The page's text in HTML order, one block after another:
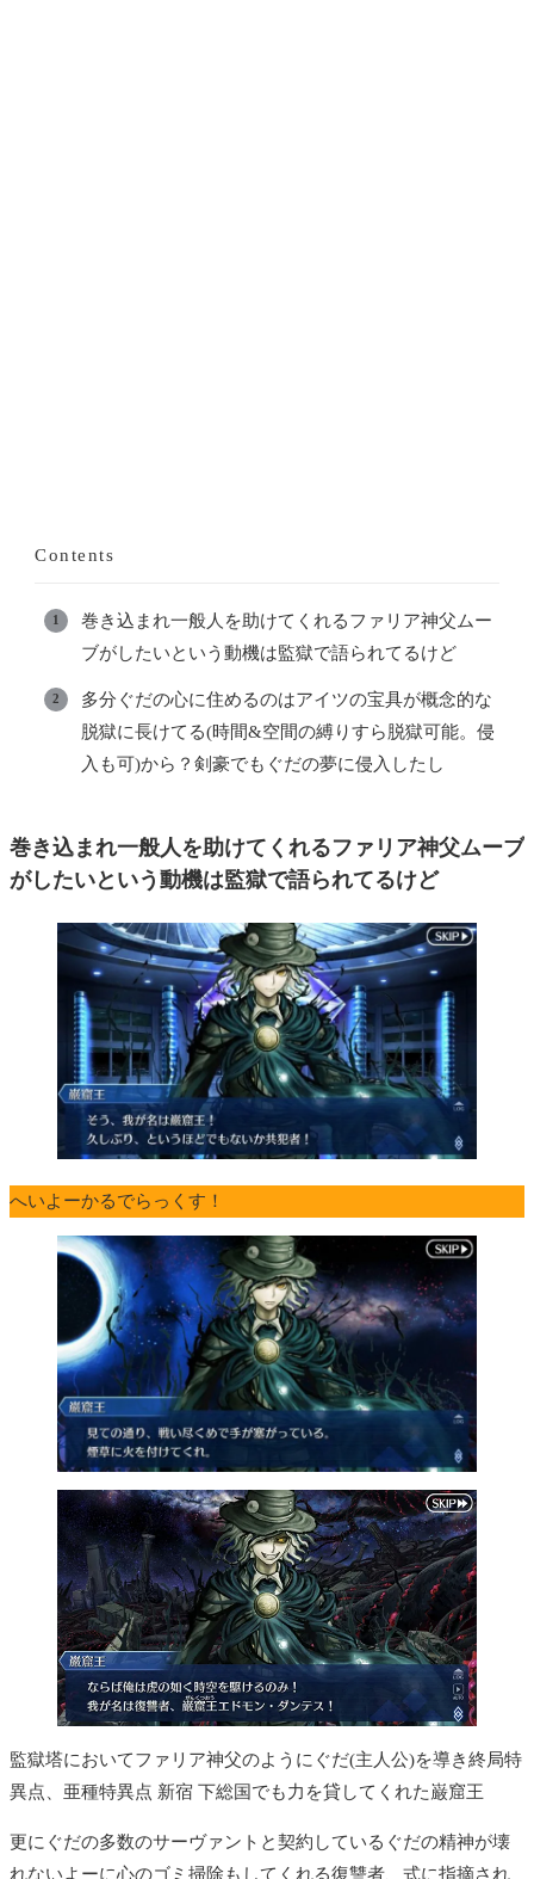
Contents
巻き込まれ一般人を助けてくれるファリア神父ムー
ブがしたいという動機は監獄で語られてるけど
多分ぐだの心に住めるのはアイツの宝具が概念的な
脱獄に長けてる(時間&空間の縛りすら脱獄可能。侵
入も可)から？剣豪でもぐだの夢に侵入したし
巻き込まれ一般人を助けてくれるファリア神父ムーブ
がしたいという動機は監獄で語られてるけど
へいよーかるでらっくす！
監獄塔においてファリア神父のようにぐだ(主人公)を導き終局特
異点、亜種特異点 新宿 下総国でも力を貸してくれた巌窟王
更にぐだの多数のサーヴァントと契約しているぐだの精神が壊
れないよーに心のゴミ掃除もしてくれる復讐者、式に指摘され